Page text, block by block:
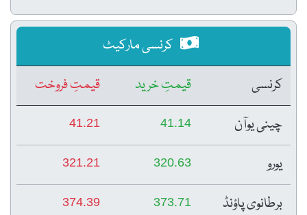
کرنسی مارکیٹ
کرنسی
قیمتِ خرید
قیمتِ فروخت
چینی یوآن
41.14
41.21
یورو 320.63
321.21
برطانوی پاؤنڈ 373.71
374.39